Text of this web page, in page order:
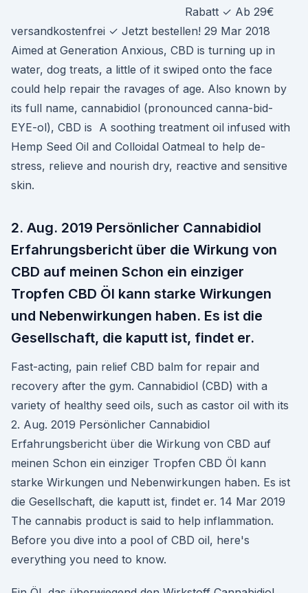
Rabatt ✓ Ab 29€
versandkostenfrei ✓ Jetzt bestellen! 29 Mar 2018
Aimed at Generation Anxious, CBD is turning up in
water, dog treats, a little of it swiped onto the face
could help repair the ravages of age. Also known by
its full name, cannabidiol (pronounced canna-bid-
EYE-ol), CBD is A soothing treatment oil infused with
Hemp Seed Oil and Colloidal Oatmeal to help de-
stress, relieve and nourish dry, reactive and sensitive
skin.
2. Aug. 2019 Persönlicher Cannabidiol
Erfahrungsbericht über die Wirkung von
CBD auf meinen Schon ein einziger
Tropfen CBD Öl kann starke Wirkungen
und Nebenwirkungen haben. Es ist die
Gesellschaft, die kaputt ist, findet er.
Fast-acting, pain relief CBD balm for repair and
recovery after the gym. Cannabidiol (CBD) with a
variety of healthy seed oils, such as castor oil with its
2. Aug. 2019 Persönlicher Cannabidiol
Erfahrungsbericht über die Wirkung von CBD auf
meinen Schon ein einziger Tropfen CBD Öl kann
starke Wirkungen und Nebenwirkungen haben. Es ist
die Gesellschaft, die kaputt ist, findet er. 14 Mar 2019
The cannabis product is said to help inflammation.
Before you dive into a pool of CBD oil, here's
everything you need to know.